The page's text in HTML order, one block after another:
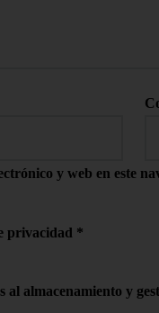
y web en este
privacidad *
al almacenamiento y